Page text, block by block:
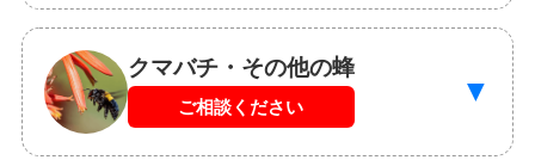
クマバチ・その他の蜂
ご相談ください ▼